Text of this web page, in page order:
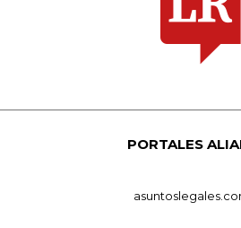
PORTALES